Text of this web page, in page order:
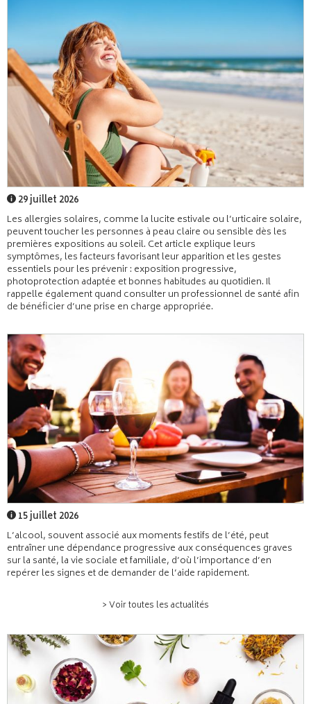
29 juillet 2026
Les allergies solaires, comme la lucite estivale ou l’urticaire solaire,
peuvent toucher les personnes à peau claire ou sensible dès les
premières expositions au soleil. Cet article explique leurs
symptômes, les facteurs favorisant leur apparition et les gestes
essentiels pour les prévenir : exposition progressive,
photoprotection adaptée et bonnes habitudes au quotidien. Il
rappelle également quand consulter un professionnel de santé afin
de bénéficier d’une prise en charge appropriée.
15 juillet 2026
L’alcool, souvent associé aux moments festifs de l’été, peut
entraîner une dépendance progressive aux conséquences graves
sur la santé, la vie sociale et familiale, d’où l’importance d’en
repérer les signes et de demander de l’aide rapidement.
> Voir toutes les actualités